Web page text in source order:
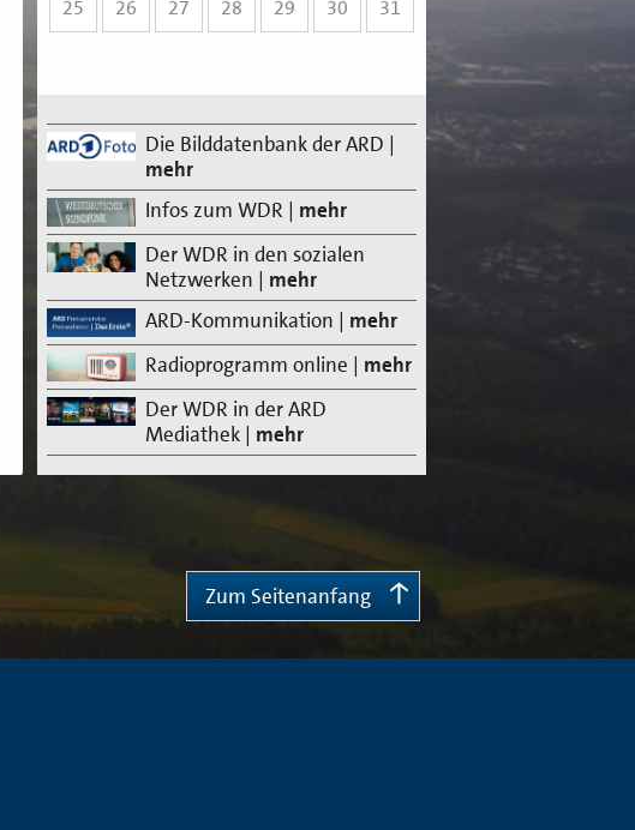
25 26 27 28 29 30 31
Die Bilddatenbank der ARD |
mehr
Infos zum WDR | mehr
Der WDR in den sozialen
Netzwerken | mehr
ARD-Kommunikation | mehr
Radioprogramm online | mehr
Der WDR in der ARD
Mediathek | mehr
Zum Seitenanfang